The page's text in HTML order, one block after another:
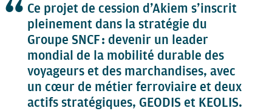
Ce projet de cession d’Akiem s’inscrit
pleinement dans la stratégie du
Groupe SNCF : devenir un leader
mondial de la mobilité durable des
voyageurs et des marchandises, avec
un cœur de métier ferroviaire et deux
actifs stratégiques, GEODIS et KEOLIS.